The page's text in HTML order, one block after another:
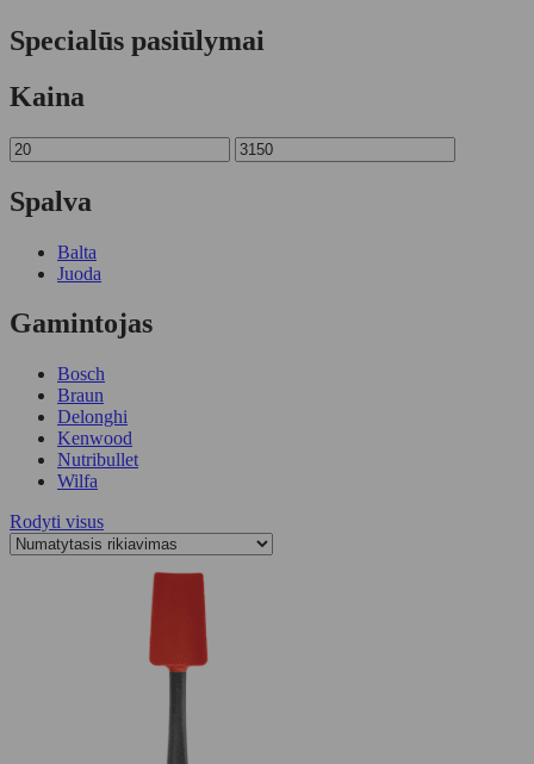
Specialūs pasiūlymai
Kaina
Spalva
Balta
Juoda
Gamintojas
Bosch
Braun
Delonghi
Kenwood
Nutribullet
Wilfa
Rodyti visus